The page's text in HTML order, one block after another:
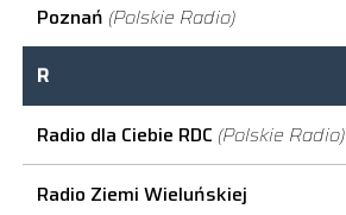
Poznań (Polskie Radio)
R
Radio dla Ciebie RDC (Polskie Radio)
Radio Ziemi Wieluńskiej